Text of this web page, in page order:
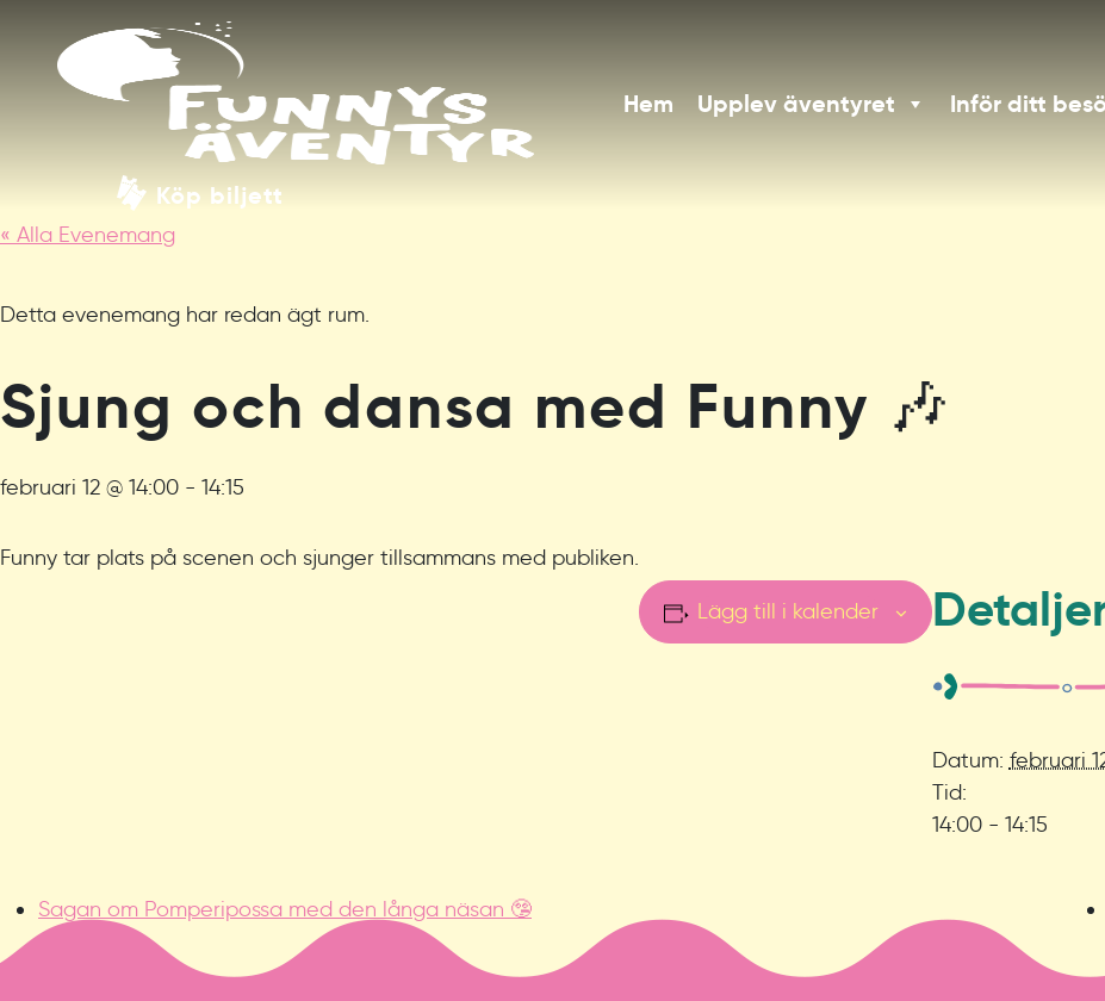
Köp biljett
Hem Upplev äventyret Inför ditt
« Alla Evenemang
Detta evenemang har redan ägt rum.
Sjung och dansa med Funny 🎶
februari 12 @ 14:00 - 14:15
Funny tar plats på scenen och sjunger tillsammans med publiken.
Lägg till i kalender
Datum: februari
Tid:
14:00 - 14:15
Sagan om Pomperipossa med den långa näsan 🤥